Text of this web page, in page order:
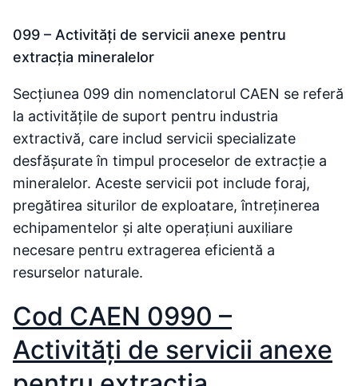
099 – Activităţi de servicii anexe pentru
extracţia mineralelor
Secțiunea 099 din nomenclatorul CAEN se referă
la activitățile de suport pentru industria
extractivă, care includ servicii specializate
desfășurate în timpul proceselor de extracție a
mineralelor. Aceste servicii pot include foraj,
pregătirea siturilor de exploatare, întreținerea
echipamentelor și alte operațiuni auxiliare
necesare pentru extragerea eficientă a
resurselor naturale.
Cod CAEN 0990 –
Activităţi de servicii anexe